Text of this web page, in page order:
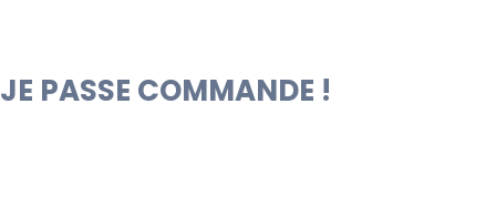
JE PASSE COMMANDE !